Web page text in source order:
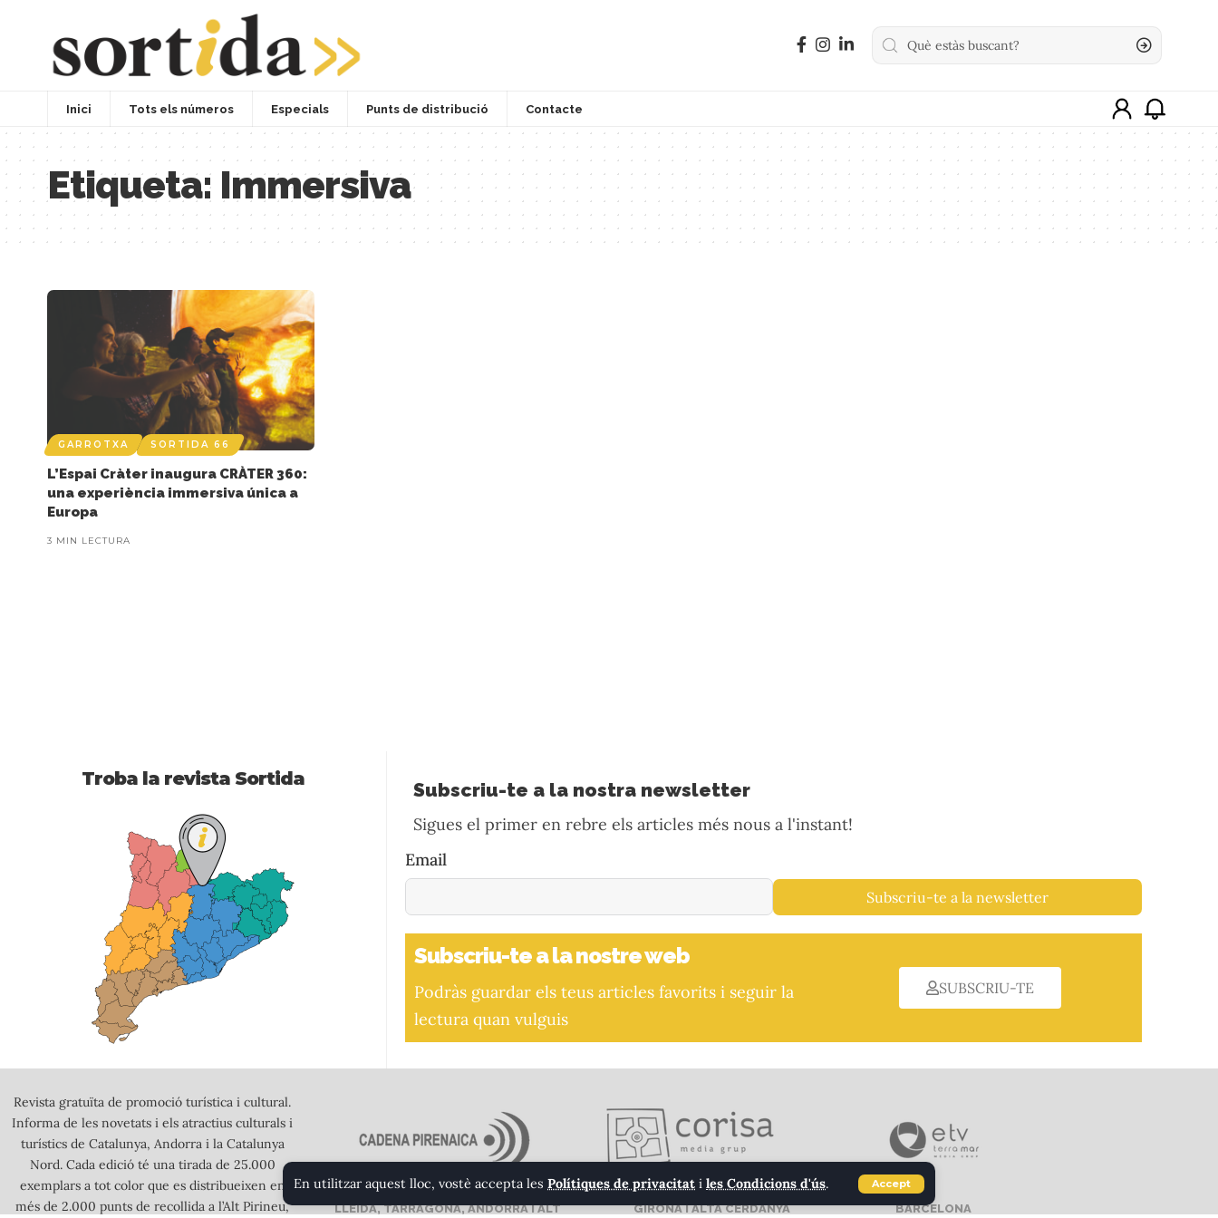
En utilitzar aquest lloc, vostè accepta les Polítiques de privacitat i les Condicions d'ús. Accept
Inici Tots els números Especials Punts de distribució Contacte
Etiqueta: Immersiva
GARROTXA SORTIDA 66
L’Espai Cràter inaugura CRÀTER 360:
una experiència immersiva única a
Europa
3 MIN LECTURA
Troba la revista Sortida Subscriu-te a la nostra newsletter
Sigues el primer en rebre els articles més nous a l'instant!
Email
Subscriu-te a la newsletter
Subscriu-te a la nostre web
Podràs guardar els teus articles favorits i seguir la
lectura quan vulguis
SUBSCRIU-TE
Revista gratuïta de promoció turística i cultural.
Informa de les novetats i els atractius culturals i
turístics de Catalunya, Andorra i la Catalunya
Nord. Cada edició té una tirada de 25.000
exemplars a tot color que es distribueixen en
més de 2.000 punts de recollida a l’Alt Pirineu,
LLEIDA, TARRAGONA, ANDORRA I ALT GIRONA I ALTA CERDANYA BARCELONA